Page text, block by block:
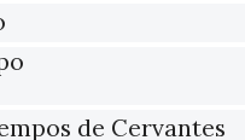
de Cervantes